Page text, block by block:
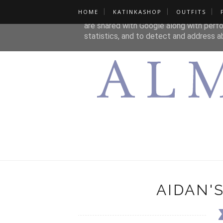
HOME KATINKASHOP OUTFITS
This site uses cookies from Google to
are shared with Google along with
statistics, and to detect and address